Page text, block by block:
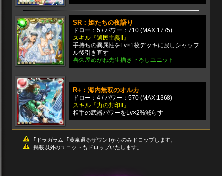
SR：姫たちの夜語り
ドロー：5 / パワー：710 (MAX:1775)
スキル『選民主義II』
手持ちの異属性をLv×1枚デッキに戻しシャッフ
ル後引き直す
喜久屋めがね先生描き下ろしユニット
R+：海内無双のオルカ
ドロー：4 / パワー：570 (MAX:1368)
スキル『力の封印II』
相手の武器パワーをLv×2%減らす
｢ドラガラム｣｢黄泉還るザワン｣からのみドロップします。
掲載以外のユニットもドロップいたします。